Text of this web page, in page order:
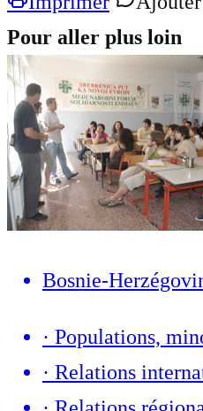
Pour aller plus loin
Bosnie-
· Populations,
· Relations